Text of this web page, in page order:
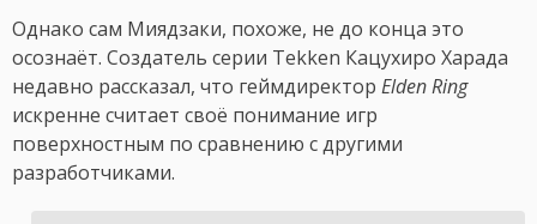
Однако сам Миядзаки, похоже, не до конца это
осознаёт. Создатель серии Tekken Кацухиро Харада
недавно рассказал, что геймдиректор Elden Ring
искренне считает своё понимание игр
поверхностным по сравнению с другими
разработчиками.